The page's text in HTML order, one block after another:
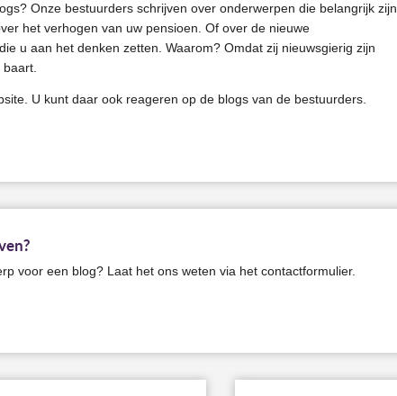
Onze bestuurders schrijven over onderwerpen die belangrijk zijn
het verhogen van uw pensioen. Of over de nieuwe
u aan het denken zetten. Waarom? Omdat zij nieuwsgierig zijn
U kunt daar ook reageren op de blogs van de bestuurders.
voor een blog? Laat het ons weten via het contactformulier.